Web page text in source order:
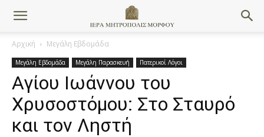
Αρχική Μεγάλη Εβδομάδα
Μεγάλη Εβδομάδα Μεγάλη Παρασκευή Πατερικοί Λόγοι
Αγίου Ιωάννου του
Χρυσοστόμου: Στο Σταυρό
και τον Ληστή